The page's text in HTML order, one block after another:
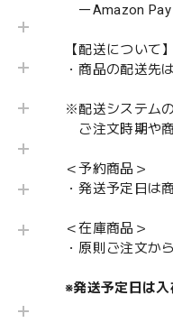
ーAmazon Pay
【配送について】
・商品の配送先
※配送システム
ご注文時期や
＜予約商品＞
・発送予定日は
＜在庫商品＞
・原則ご注文か
※発送予定日は入